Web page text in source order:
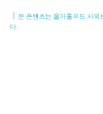
본 콘텐츠는 올가홀푸드 사외
다.